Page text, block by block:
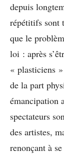
depuis
répétitifs sont
que le
loi : après
« plasticiens
de la part
émancipation
spectateurs
des artistes,
renonçant à